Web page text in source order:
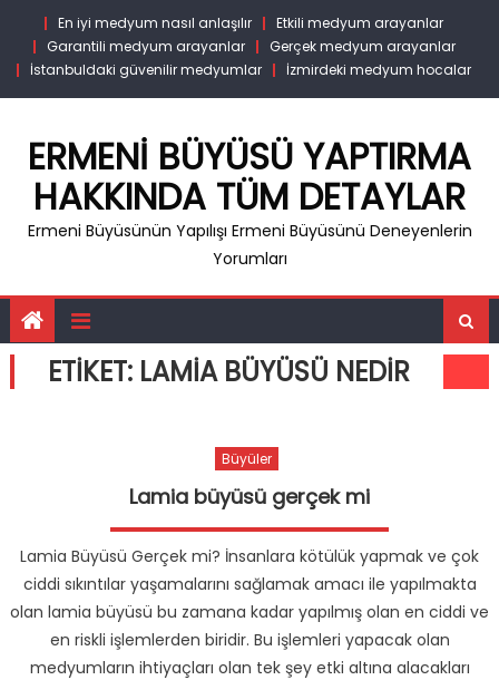
content
En iyi medyum nasıl anlaşılır
Etkili medyum arayanlar
Garantili medyum arayanlar
Gerçek medyum arayanlar
İstanbuldaki güvenilir medyumlar
İzmirdeki medyum hocalar
ERMENI BÜYÜSÜ YAPTIRMA
HAKKINDA TÜM DETAYLAR
Ermeni Büyüsünün Yapılışı Ermeni Büyüsünü Deneyenlerin
Yorumları
ETIKET: LAMIA BÜYÜSÜ NEDIR
Büyüler
Lamia büyüsü gerçek mi
Lamia Büyüsü Gerçek mi? İnsanlara kötülük yapmak ve çok
ciddi sıkıntılar yaşamalarını sağlamak amacı ile yapılmakta
olan lamia büyüsü bu zamana kadar yapılmış olan en ciddi ve
en riskli işlemlerden biridir. Bu işlemleri yapacak olan
medyumların ihtiyaçları olan tek şey etki altına alacakları